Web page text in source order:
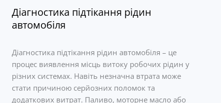
Діагностика підтікання рідин
автомобіля
Діагностика підтікання рідин автомобіля – це
процес виявлення місць витоку робочих рідин у
різних системах. Навіть незначна втрата може
стати причиною серйозних поломок та
додаткових витрат. Паливо, моторне масло або